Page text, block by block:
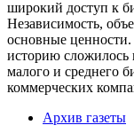
широкий доступ к
Независимость,
основные
историю сложилось
малого и среднего
коммерческих
Архив газеты